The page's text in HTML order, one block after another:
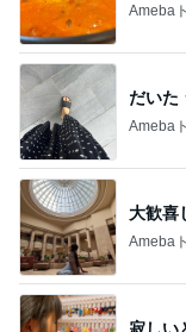
Ameba
だいた
Ameba
大歓喜
Ameba
寂しい